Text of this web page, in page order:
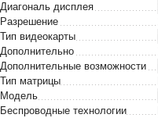
Диагональ дисплея
Разрешение
Тип видеокарты
Дополнительно
Дополнительные возможности
Тип матрицы
Модель
Беспроводные технологии